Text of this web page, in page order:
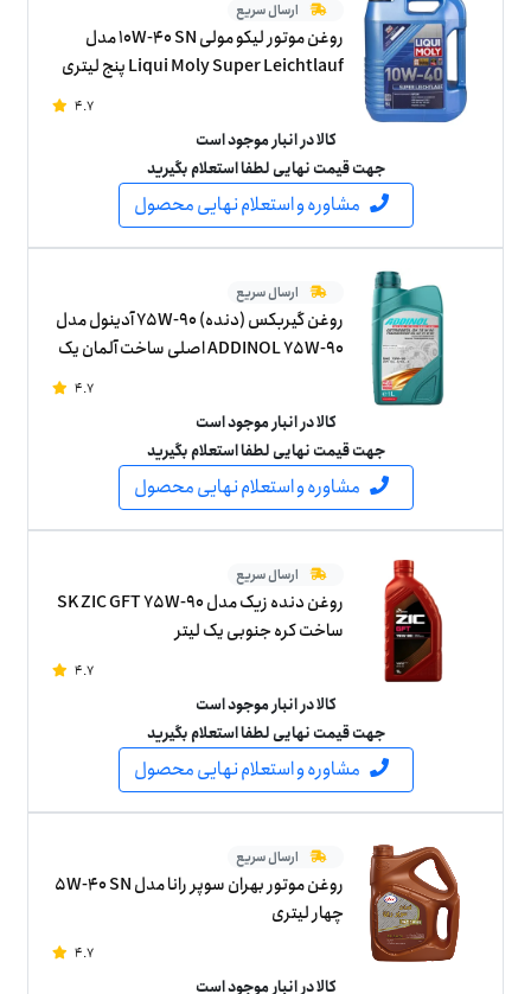
ارسال سریع
روغن موتور لیکو مولی 10W-40 SN مدل
Liqui Moly Super Leichtlauf پنج لیتری
4.7
کالا در انبار موجود است
جهت قیمت نهایی لطفا استعلام بگیرید
مشاوره و استعلام نهایی محصول
ارسال سریع
روغن گیربکس (دنده) 75W-90 آدینول مدل
ADDINOL 75W-90 اصلی ساخت آلمان یک
4.7
کالا در انبار موجود است
جهت قیمت نهایی لطفا استعلام بگیرید
مشاوره و استعلام نهایی محصول
ارسال سریع
روغن دنده زیک مدل SK ZIC GFT 75W-90
ساخت کره جنوبی یک لیتر
4.7
کالا در انبار موجود است
جهت قیمت نهایی لطفا استعلام بگیرید
مشاوره و استعلام نهایی محصول
ارسال سریع
روغن موتور بهران سوپر رانا مدل 5W-40 SN
چهار لیتری
4.7
کالا در انبار موجود است